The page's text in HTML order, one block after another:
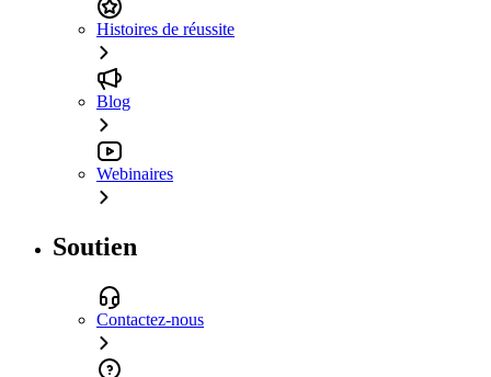
Histoires de réussite
Blog
Webinaires
Soutien
Contactez-nous